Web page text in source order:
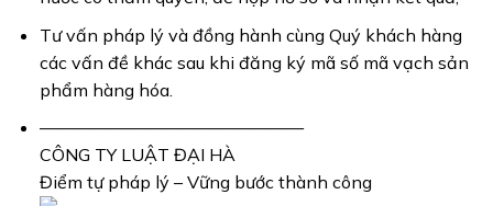
Tư vấn pháp lý và đồng hành cùng Quý khách hàng
các vấn đề khác sau khi đăng ký mã số mã vạch sản
phẩm hàng hóa.
———————————————
CÔNG TY LUẬT ĐẠI HÀ
Điểm tự pháp lý – Vững bước thành công